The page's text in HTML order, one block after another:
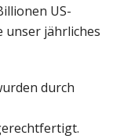
US-
unser jährliches
durch